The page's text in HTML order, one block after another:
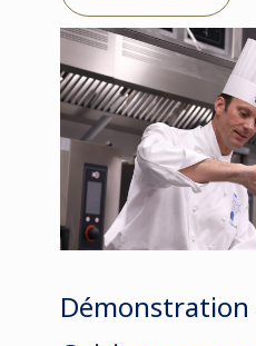
Démonstration